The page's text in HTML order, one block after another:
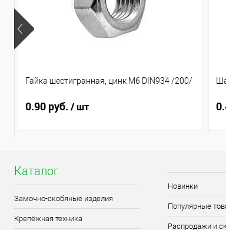
Гайка шестигранная, цинк М6 DIN934 /200/
0.90 руб. / шт
Каталог
Замочно-скобяные изделия
Крепёжная техника
Новинки
Популярные
Распродажи и